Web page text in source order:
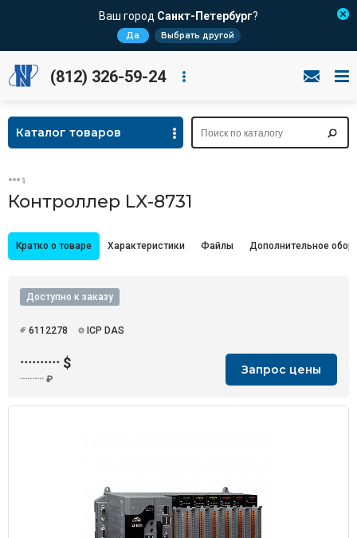
Ваш город Санкт-Петербург?
Да Выбрать другой
(812) 326-59-24
Каталог товаров
Контроллер LX-8731
Кратко о товаре Характеристики Файлы Дополнительное
Доступно к заказу
6112278 ICP DAS
·········· $
·········· ₽
Запрос цены